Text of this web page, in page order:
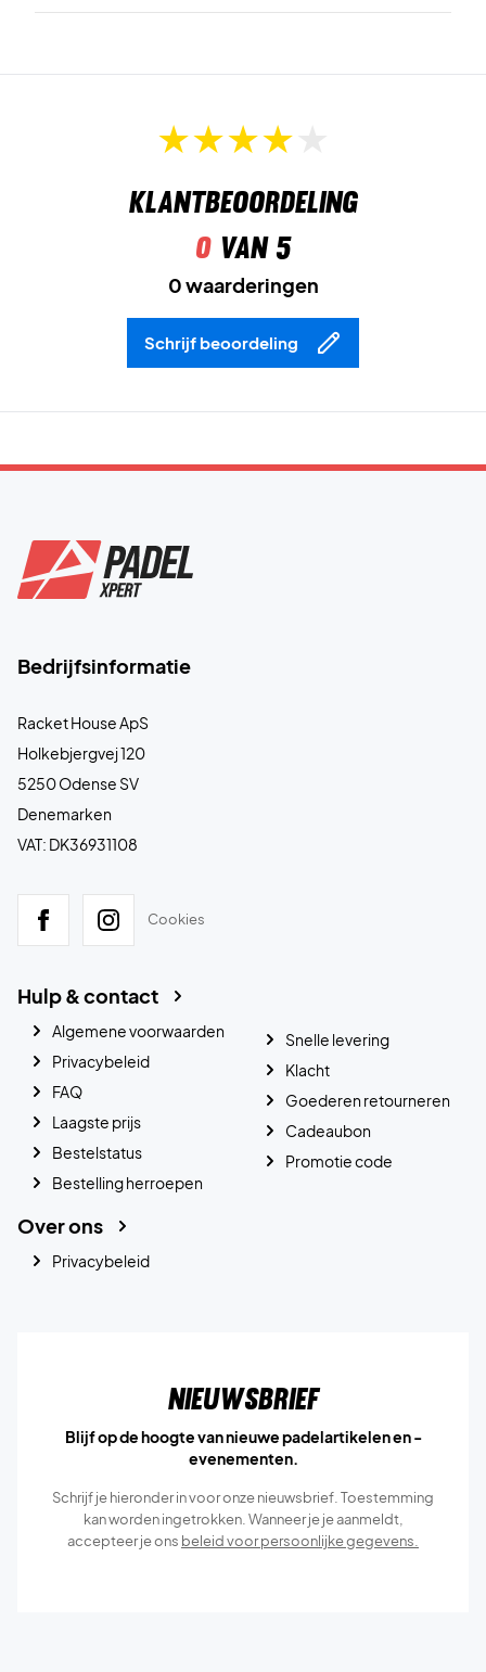
tijdens intensieve rally’s en punten.
Klantbeoordeling
0van 5
0 waarderingen
Schrijf beoordeling
Bedrijfsinformatie
Racket House ApS
Holkebjergvej 120
5250 Odense SV
Denemarken
VAT: DK36931108
Cookies
Hulp & contact
Algemene voorwaarden
Privacybeleid
FAQ
Laagste prijs
Bestelstatus
Bestelling herroepen
Snelle levering
Klacht
Goederen retourneren
Cadeaubon
Promotie code
Over ons
Privacybeleid
Nieuwsbrief
Blijf op de hoogte van nieuwe padelartikelen en -
evenementen.
Schrijf je hieronder in voor onze nieuwsbrief. Toestemming
kan worden ingetrokken. Wanneer je je aanmeldt,
accepteer je ons beleid voor persoonlijke gegevens.